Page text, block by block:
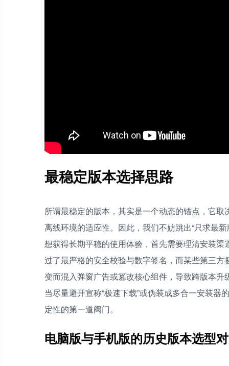
最稳定版本选择思路
所谓最稳定的版本，其实是一个动态的锚点，它
离线环境的适应性。因此，我们不妨跳出“只求最
想获得长期平稳的使用体验，首先需要理清安装
过了最严格的安全校验与数字签名，而某些第三
变而混入弹窗广告或篡改核心组件，导致跨版本
当尽量避开宣称“极速下载”或伪装成多合一安装
定性的第一道阀门。
电脑版与手机版的历史版本选型